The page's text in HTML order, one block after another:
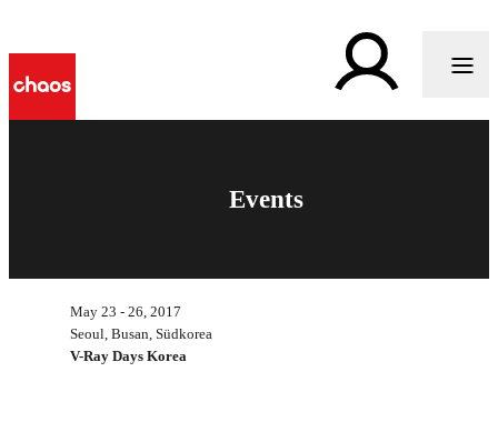
Events
May 23 - 26, 2017
Seoul, Busan, Südkorea
V-Ray Days Korea